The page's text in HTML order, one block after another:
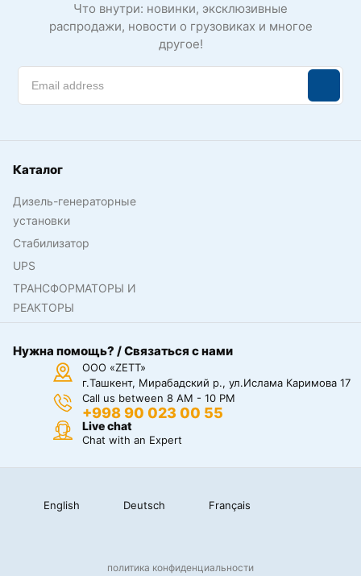
Что внутри: новинки, эксклюзивные
распродажи, новости о грузовиках и многое
другое!
Каталог
Дизель-генераторные
установки
Стабилизатор
UPS
ТРАНСФОРМАТОРЫ И
РЕАКТОРЫ
Нужна помощь? / Связаться с нами
ООО «ZETT»
г.Ташкент, Мирабадский р., ул.Ислама Каримова 17
Call us between 8 AM - 10 PM
+998 90 023 00 55
Live chat
Chat with an Expert
English Deutsch Français
политика конфиденциальности